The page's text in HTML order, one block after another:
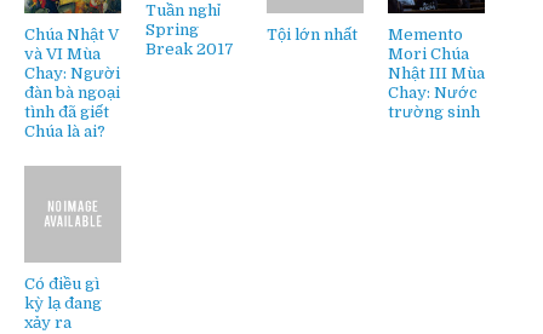
Chúa Nhật V
và VI Mùa
Chay: Người
đàn bà ngoại
tình đã giết
Chúa là ai?
Tuần nghỉ
Spring
Break 2017
Tội lớn nhất
Memento
Mori Chúa
Nhật III Mùa
Chay: Nước
trường sinh
Có điều gì
kỳ lạ đang
xảy ra